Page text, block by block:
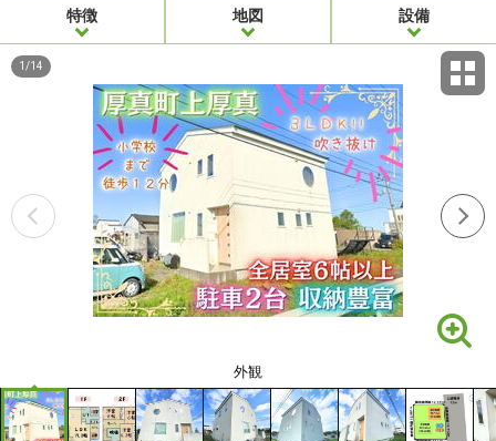
特徴 地図 設備
外観
1 /14